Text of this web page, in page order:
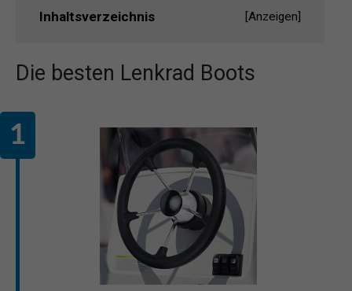
Inhaltsverzeichnis [Anzeigen]
Die besten Lenkrad Boots